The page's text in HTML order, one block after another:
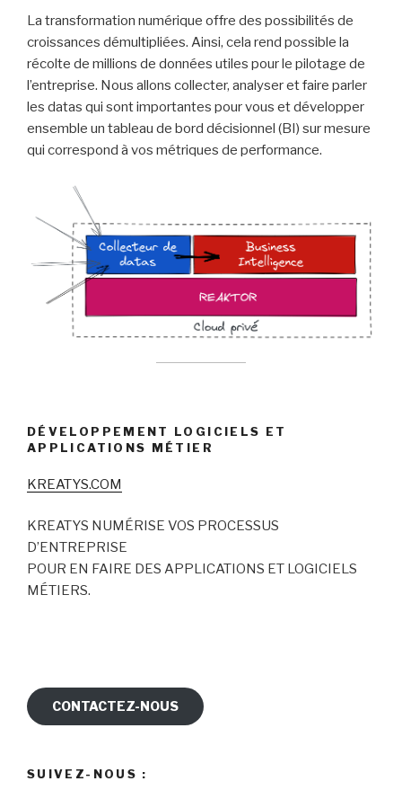
La transformation numérique offre des possibilités de
croissances démultipliées. Ainsi, cela rend possible la
récolte de millions de données utiles pour le pilotage de
l’entreprise. Nous allons collecter, analyser et faire parler
les datas qui sont importantes pour vous et développer
ensemble un tableau de bord décisionnel (BI) sur mesure
qui correspond à vos métriques de performance.
DÉVELOPPEMENT LOGICIELS ET
APPLICATIONS MÉTIER
KREATYS.COM
KREATYS NUMÉRISE VOS PROCESSUS
D’ENTREPRISE
POUR EN FAIRE DES APPLICATIONS ET LOGICIELS
MÉTIERS.
CONTACTEZ-NOUS
SUIVEZ-NOUS :